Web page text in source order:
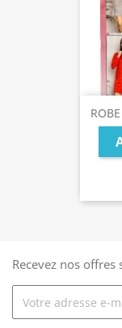
Recevez nos offres